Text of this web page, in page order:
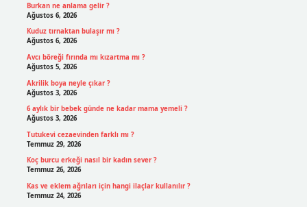
Burkan ne anlama gelir ?
Ağustos 6, 2026
Kuduz tırnaktan bulaşır mı ?
Ağustos 6, 2026
Avcı böreği fırında mı kızartma mı ?
Ağustos 5, 2026
Akrilik boya neyle çıkar ?
Ağustos 3, 2026
6 aylık bir bebek günde ne kadar mama yemeli ?
Ağustos 3, 2026
Tutukevi cezaevinden farklı mı ?
Temmuz 29, 2026
Koç burcu erkeği nasıl bir kadın sever ?
Temmuz 26, 2026
Kas ve eklem ağrıları için hangi ilaçlar kullanılır ?
Temmuz 24, 2026